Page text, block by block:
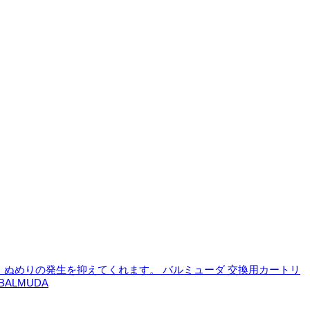
めりの発生を抑えてくれます。
バルミューダ 交換用カートリ